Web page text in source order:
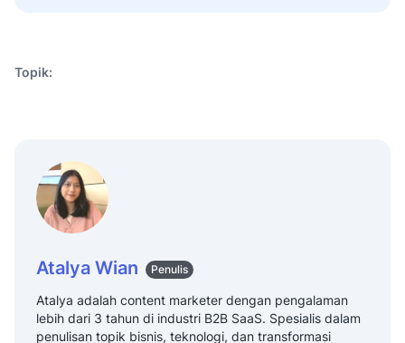
Topik:
Atalya Wian Penulis
Atalya adalah content marketer dengan pengalaman
lebih dari 3 tahun di industri B2B SaaS. Spesialis dalam
penulisan topik bisnis, teknologi, dan transformasi